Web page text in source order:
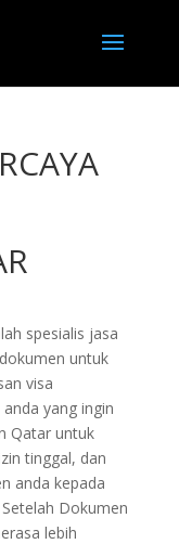
spesialis jasa
untuk
visa
yang ingin
Qatar untuk
tinggal, dan
anda kepada
Dokumen
lebih